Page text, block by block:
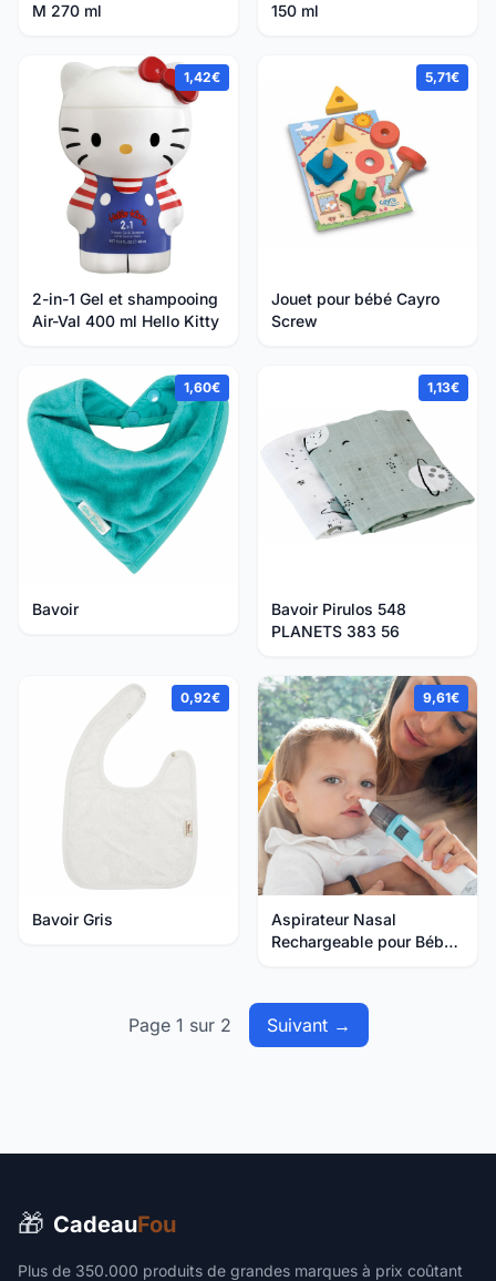
M 270 ml
150 ml
1,42€
2-in-1 Gel et shampooing
Air-Val 400 ml Hello Kitty
5,71€
Jouet pour bébé Cayro
Screw
1,60€
Bavoir
1,13€
Bavoir Pirulos 548
PLANETS 383 56
0,92€
Bavoir Gris
9,61€
Aspirateur Nasal
Rechargeable pour Bébés
Page 1 sur 2 Suivant →
🎁 CadeauFou
Plus de 350.000 produits de grandes marques à prix coûtant